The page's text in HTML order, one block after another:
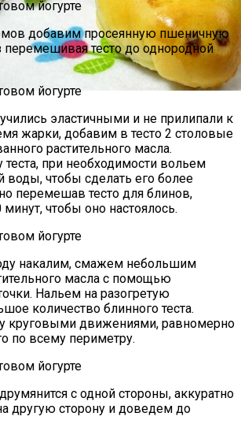
Растения Сажать Для Удачи,
И Богатства
Нельзя Вырывать Седые
И Как Замаскировать Седину
Окрашивания
С Мясом «Поросята»
добавим просеянную пшеничную
тесто до однородной
эластичными и не прилипали к
жарки, добавим в тесто 2 столовые
растительного масла.
теста, при необходимости вольем
воды, чтобы сделать его более
перемешав тесто для блинов,
чтобы оно настоялось.
накалим, смажем небольшим
масла с помощью
Нальем на разогретую
количество блинного теста.
круговыми движениями, равномерно
по всему периметру.
с одной стороны, аккуратно
другую сторону и доведем до